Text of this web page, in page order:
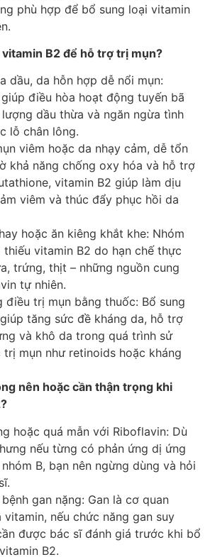
phù hợp để bổ sung loại vitamin
B2 để hỗ trợ trị mụn?
dầu, da hỗn hợp dễ nổi mụn:
điều hòa hoạt động tuyến bã
lượng dầu thừa và ngăn ngừa tình
lỗ chân lông.
viêm hoặc da nhạy cảm, dễ tổn
khả năng chống oxy hóa và hỗ trợ
vitamin B2 giúp làm dịu
viêm và thúc đẩy phục hồi da
hoặc ăn kiêng khắt khe: Nhóm
thiếu vitamin B2 do hạn chế thực
trứng, thịt – những nguồn cung
tự nhiên.
điều trị mụn bằng thuốc: Bổ sung
tăng sức đề kháng da, hỗ trợ
và khô da trong quá trình sử
mụn như retinoids hoặc kháng
nên hoặc cần thận trọng khi
hoặc quá mẫn với Riboflavin: Dù
nếu từng có phản ứng dị ứng
B, bạn nên ngừng dùng và hỏi
gan nặng: Gan là cơ quan
vitamin, nếu chức năng gan suy
được bác sĩ đánh giá trước khi bổ
B2.